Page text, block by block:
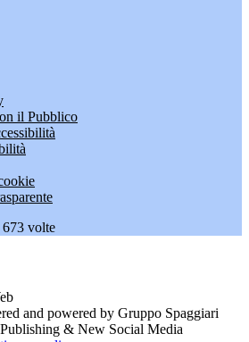
il Pubblico
673 volte
and powered by Gruppo Spaggiari
& New Social Media